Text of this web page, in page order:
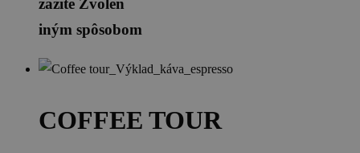
zažite Zvolen
iným spôsobom
COFFEE TOUR